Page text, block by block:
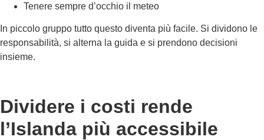
Tenere sempre d’occhio il meteo
In piccolo gruppo tutto questo diventa più facile. Si dividono le
responsabilità, si alterna la guida e si prendono decisioni
insieme.
Dividere i costi rende
l’Islanda più accessibile